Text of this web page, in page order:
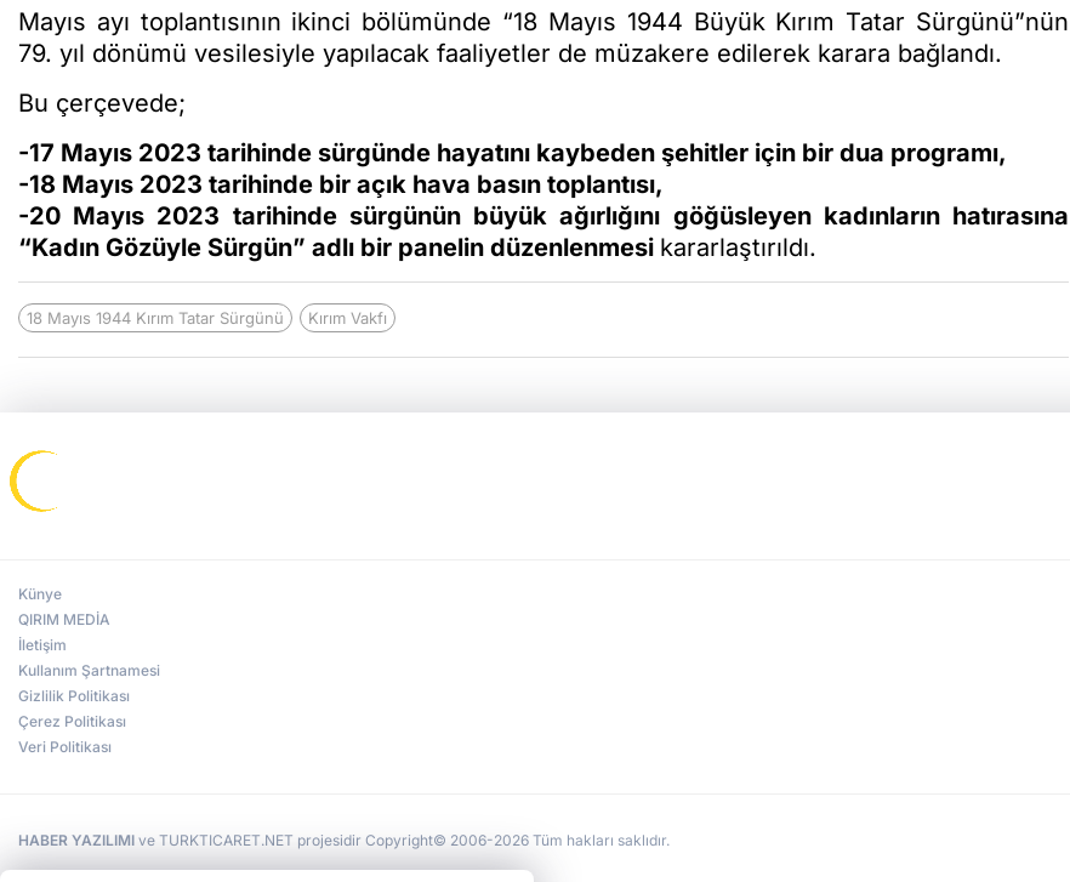
Mayıs ayı toplantısının ikinci bölümünde “18 Mayıs 1944 Büyük Kırım Tatar Sürgünü”nün
79. yıl dönümü vesilesiyle yapılacak faaliyetler de müzakere edilerek karara bağlandı.
Bu çerçevede;
-17 Mayıs 2023 tarihinde sürgünde hayatını kaybeden şehitler için bir dua programı,
-18 Mayıs 2023 tarihinde bir açık hava basın toplantısı,
-20 Mayıs 2023 tarihinde sürgünün büyük ağırlığını göğüsleyen kadınların hatırasına
“Kadın Gözüyle Sürgün” adlı bir panelin düzenlenmesi kararlaştırıldı.
18 Mayıs 1944 Kırım Tatar Sürgünü Kırım Vakfı
Künye
QIRIM MEDİA
İletişim
Kullanım Şartnamesi
Gizlilik Politikası
Çerez Politikası
Veri Politikası
HABER YAZILIMI ve TURKTICARET.NET projesidir Copyright© 2006-2026 Tüm hakları saklıdır.